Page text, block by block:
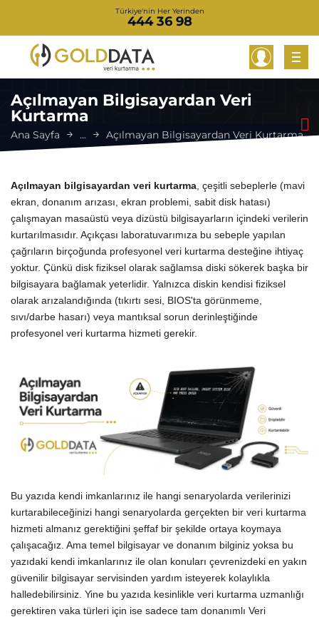
Türkiye'nin Her Yerinden
444 36 98
Açılmayan Bilgisayardan Veri
Kurtarma
Ana Sayfa ... Açılmayan Bilgisayardan Veri Kurtarma
Açılmayan bilgisayardan veri kurtarma , çeşitli sebeplerle (mavi
ekran, donanım arızası, ekran problemi, sabit disk hatası)
çalışmayan masaüstü veya dizüstü bilgisayarların içindeki verilerin
kurtarılmasıdır. Açıkçası laboratuvarımıza bu sebeple yapılan
çağrıların birçoğunda profesyonel veri kurtarma desteğine ihtiyaç
yoktur. Çünkü disk fiziksel olarak sağlamsa diski sökerek başka bir
bilgisayara bağlamak yeterlidir. Yalnızca diskin kendisi fiziksel
olarak arızalandığında (tıkırtı sesi, BIOS'ta görünmeme,
sıvı/darbe hasarı) veya mantıksal sorun derinleştiğinde
profesyonel veri kurtarma hizmeti gerekir.
Bu yazıda kendi imkanlarınız ile hangi senaryolarda verilerinizi
kurtarabileceğinizi hangi senaryolarda gerçekten bir veri kurtarma
hizmeti almanız gerektiğini şeffaf bir şekilde ortaya koymaya
çalışacağız. Ama temel bilgisayar ve donanım bilginiz yoksa bu
yazıdaki kendi imkanlarınız ile olan konuları çevrenizdeki en yakın
güvenilir bilgisayar servisinden yardım isteyerek kolaylıkla
halledebilirsiniz. Yine bu yazıda kesinlikle veri kurtarma uzmanlığı
gerektiren vaka türleri için ise sadece tam donanımlı Veri